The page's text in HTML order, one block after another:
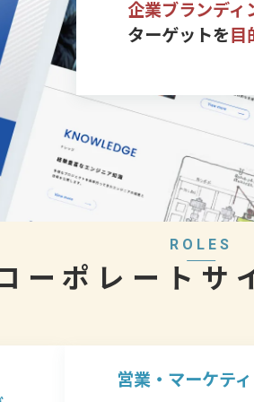
企業ブランディ
ターゲットを目
ROLES
ーポレートサ
営業・マーケテ